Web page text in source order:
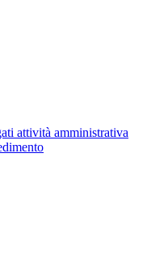
attività amministrativa